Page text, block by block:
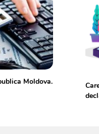
Moldova.